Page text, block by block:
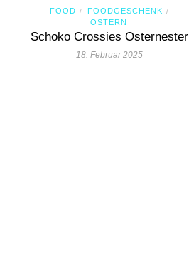
FOOD / FOODGESCHENK /
OSTERN
Schoko Crossies Osternester
18. Februar 2025